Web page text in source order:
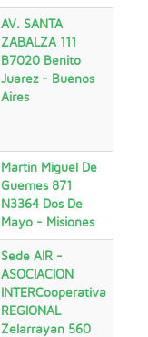
AV. SANTA
ZABALZA 111
B7020 Benito
Juarez - Buenos
Aires
Martin Miguel De
Guemes 871
N3364 Dos De
Mayo - Misiones
Sede AIR -
ASOCIACION
INTERCooperativa
REGIONAL
Zelarrayan 560